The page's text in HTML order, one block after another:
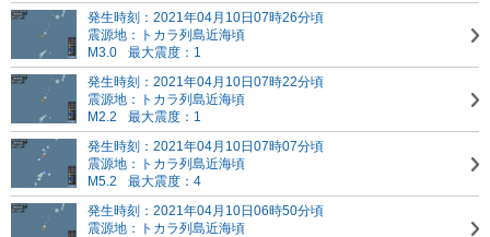
発生時刻：2021年04月10日07時26分頃
震源地：トカラ列島近海頃
M3.0
最大震度：1
発生時刻：2021年04月10日07時22分頃
震源地：トカラ列島近海頃
M2.2
最大震度：1
発生時刻：2021年04月10日07時07分頃
震源地：トカラ列島近海頃
M5.2
最大震度：4
発生時刻：2021年04月10日06時50分頃
震源地：トカラ列島近海頃